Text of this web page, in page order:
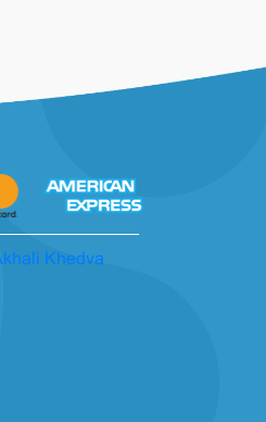
Khedva